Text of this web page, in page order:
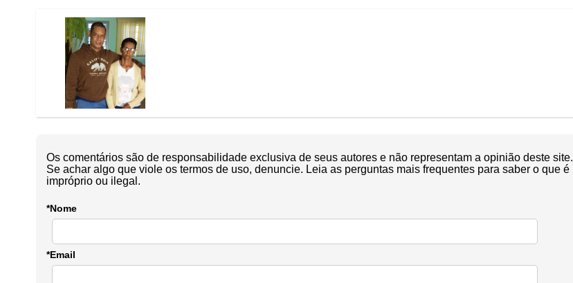
Os comentários são de responsabilidade exclusiva de seus autores e não representam a opinião deste site.
Se achar algo que viole os termos de uso, denuncie. Leia as perguntas mais frequentes para saber o que é
impróprio ou ilegal.
*Nome
*Email